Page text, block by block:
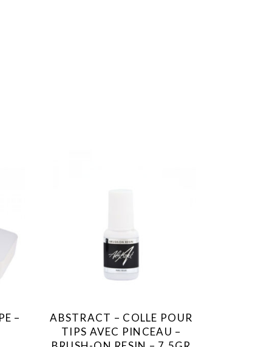
–
ABSTRACT – COLLE POUR
TIPS AVEC PINCEAU –